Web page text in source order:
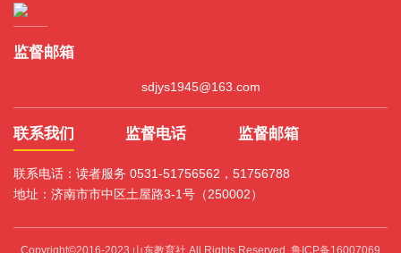
监督邮箱
sdjys1945@163.com
联系我们 监督电话 监督邮箱
联系电话：读者服务 0531-51756562，51756788
地址：济南市市中区土屋路3-1号（250002）